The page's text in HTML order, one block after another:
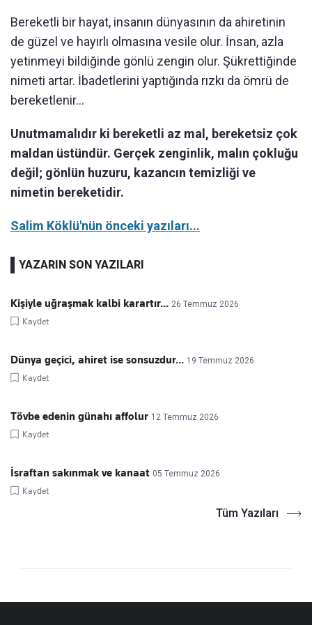
Bereketli bir hayat, insanın dünyasının da ahiretinin
de güzel ve hayırlı olmasına vesile olur. İnsan, azla
yetinmeyi bildiğinde gönlü zengin olur. Şükrettiğinde
nimeti artar. İbadetlerini yaptığında rızkı da ömrü de
bereketlenir...
Unutmamalıdır ki bereketli az mal, bereketsiz çok
maldan üstündür. Gerçek zenginlik, malın çokluğu
değil; gönlün huzuru, kazancın temizliği ve
nimetin bereketidir.
Salim Köklü'nün önceki yazıları...
YAZARIN SON YAZILARI
Kişiyle uğraşmak kalbi karartır... 26 Temmuz 2026
Kaydet
Dünya geçici, ahiret ise sonsuzdur... 19 Temmuz 2026
Kaydet
Tövbe edenin günahı affolur 12 Temmuz 2026
Kaydet
İsraftan sakınmak ve kanaat 05 Temmuz 2026
Kaydet
Tüm Yazıları